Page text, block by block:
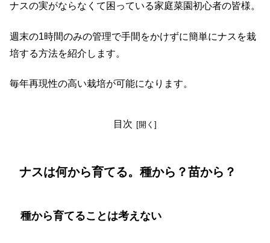
ナスの実がならなくて困っている家庭菜園初心者の皆様。
週末の1時間のみの管理で手間をかけずに簡単にナスを栽
培する方法を紹介します。
毎年再現性の高い栽培が可能になります。
目次
ナスは何から育てる。種から？苗から？
種から育てることは考えない